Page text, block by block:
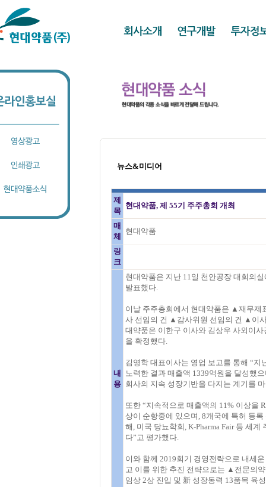
뉴스&미디어
제
목
현대약품, 제 55기 주주총회 개최
매
체
현대약품
링
크
내
용
현대약품은 지난 11일 천안공장 대회의
발표했다.
이날 주주총회에서 현대약품은 ▲재무
사 선임의 건 ▲감사위원 선임의 건 ▲이
대약품은 이한구 이사와 김상우 사외이
을 확정했다.
김영학 대표이사는 영업 보고를 통해 “
노력한 결과 매출액 1339억원을 달성했
회사의 지속 성장기반을 다지는 계기를
또한 “지속적으로 매출액의 11% 이상을
상이 순항중에 있으며, 8개국에 특허 등
해, 미국 당뇨학회, K-Pharma Fair 등 세
다”고 평가했다.
이와 함께 2019회기 경영전략으로 내세
고 이를 위한 추진 전략으로는 ▲전문의
임상 2상 진입 및 新 성장동력 13품목 육